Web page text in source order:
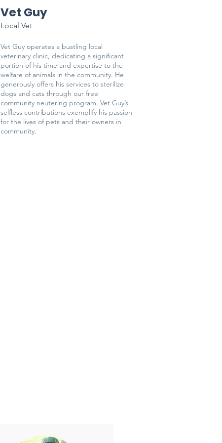
Vet Guy
Local Vet
Vet Guy operates a bustling local
veterinary clinic, dedicating a significant
portion of his time and expertise to the
welfare of animals in the community. He
generously offers his services to sterilize
dogs and cats through our free
community neutering program. Vet Guy’s
selfless contributions exemplify his passion
for the lives of pets and their owners in
community.